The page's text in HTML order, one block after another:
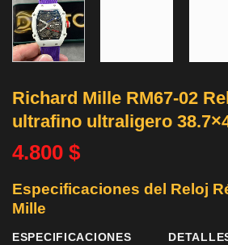
Richard Mille RM67-02
ultrafino ultraligero
4.800 $
Especificaciones del Reloj
Mille
ESPECIFICACIONES